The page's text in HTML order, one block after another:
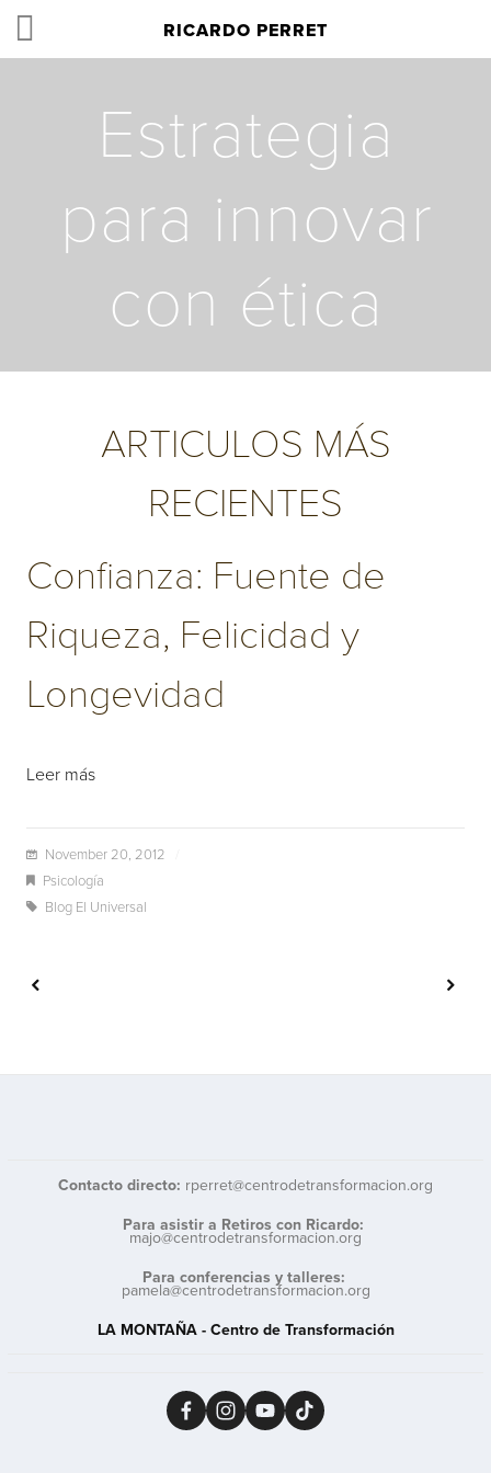
RICARDO PERRET
Estrategia
para innovar
con ética
ARTICULOS MÁS
RECIENTES
Confianza: Fuente de
Riqueza, Felicidad y
Longevidad
Leer más
November 20, 2012
Psicología
Blog El Universal
Contacto directo: rperret@centrodetransformacion.org
Para asistir a Retiros con Ricardo:
majo@centrodetransformacion.org
pamela@centrodetransformacion.org
LA MONTAÑA - Centro de Transformación